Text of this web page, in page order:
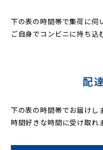
下の表の時間帯で集荷に伺
ご自身でコンビニに持ち込
配
下の表の時間帯でお届けし
時間好きな時間に受け取れ